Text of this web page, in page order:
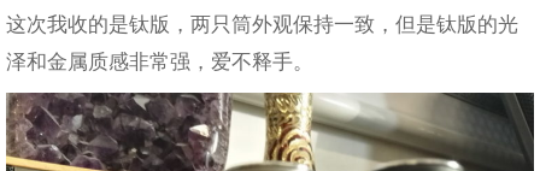
这次我收的是钛版，两只筒外观保持一致，但是钛版的光
泽和金属质感非常强，爱不释手。